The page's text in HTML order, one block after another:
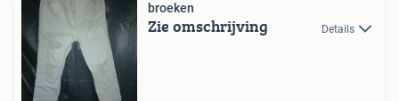
broeken
Zie omschrijving Details